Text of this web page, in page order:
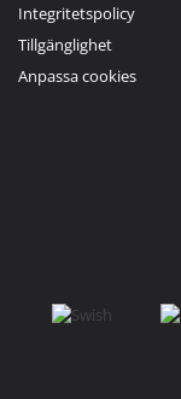
Integritetspolicy
Tillgänglighet
Anpassa cookies